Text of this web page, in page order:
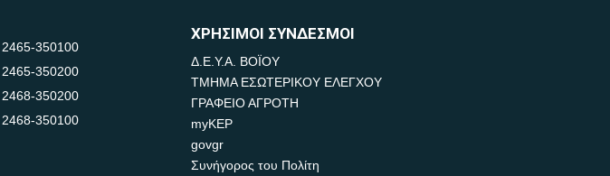
2465-350100
2465-350200
2468-350200
2468-350100
ΧΡΗΣΙΜΟΙ ΣΥΝΔΕΣΜΟΙ
Δ.Ε.Υ.Α. ΒΟΪΟΥ
ΤΜΗΜΑ ΕΣΩΤΕΡΙΚΟΥ ΕΛΕΓΧΟΥ
ΓΡΑΦΕΙΟ ΑΓΡΟΤΗ
myKEP
govgr
Συνήγορος του Πολίτη